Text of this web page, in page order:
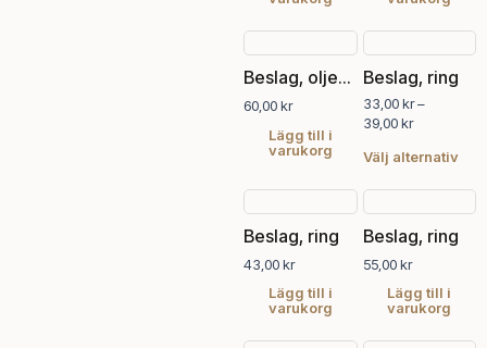
Beslag, oljebränd rundjärnskrok, 7 cm
60,00kr
Lägg till i
varukorg
Beslag, ring
33,00kr –
39,00kr
Prisintervall:
33,00 kr
till
39,00 kr
Välj alternativ
kan
Beslag, ring
43,00kr
Lägg till i
varukorg
Beslag, ring
55,00kr
Lägg till i
varukorg